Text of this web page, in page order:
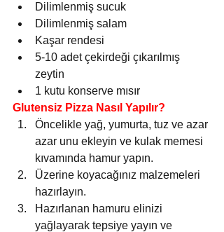
Dilimlenmiş sucuk
Dilimlenmiş salam
Kaşar rendesi
5-10 adet çekirdeği çıkarılmış
zeytin
1 kutu konserve mısır
Glutensiz Pizza Nasıl Yapılır?
Öncelikle yağ, yumurta, tuz ve azar
azar unu ekleyin ve kulak memesi
kıvamında hamur yapın.
Üzerine koyacağınız malzemeleri
hazırlayın.
Hazırlanan hamuru elinizi
yağlayarak tepsiye yayın ve